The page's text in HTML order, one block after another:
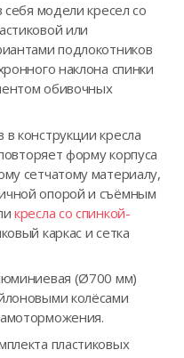
модели кресел со
или
подлокотников
наклона спинки
обивочных
конструкции кресла
форму корпуса
сетчатому материалу,
опорой и съёмным
кресла со спинкой-
каркас и сетка
(Ø700 мм)
колёсами
пластиковых